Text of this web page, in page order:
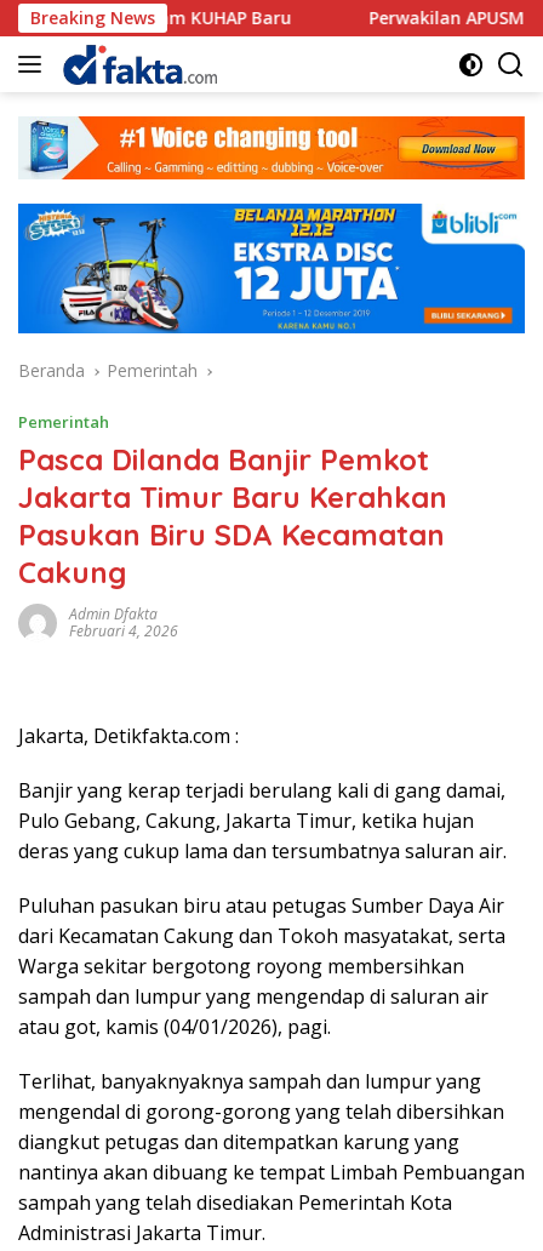
Langsung
ke
konten
Breaking News
KUHAP Baru Perwakilan APUSM Sambangi
Beranda Pemerintah
Pemerintah
Pasca Dilanda Banjir Pemkot
Jakarta Timur Baru Kerahkan
Pasukan Biru SDA Kecamatan
Cakung
Admin Dfakta
Februari 4, 2026
Jakarta, Detikfakta.com :
Banjir yang kerap terjadi berulang kali di gang damai,
Pulo Gebang, Cakung, Jakarta Timur, ketika hujan
deras yang cukup lama dan tersumbatnya saluran air.
Puluhan pasukan biru atau petugas Sumber Daya Air
dari Kecamatan Cakung dan Tokoh masyatakat, serta
Warga sekitar bergotong royong membersihkan
sampah dan lumpur yang mengendap di saluran air
atau got, kamis (04/01/2026), pagi.
Terlihat, banyaknyaknya sampah dan lumpur yang
mengendal di gorong-gorong yang telah dibersihkan
diangkut petugas dan ditempatkan karung yang
nantinya akan dibuang ke tempat Limbah Pembuangan
sampah yang telah disediakan Pemerintah Kota
Administrasi Jakarta Timur.